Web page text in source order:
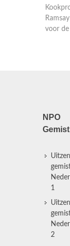
voor
NPO
Gemist
1
2